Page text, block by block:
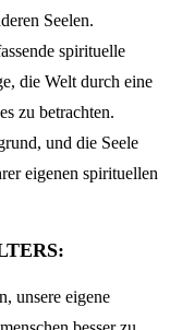
Seelen.
spirituelle
die Welt durch eine
zu betrachten.
und die Seele
eigenen spirituellen
unsere eigene